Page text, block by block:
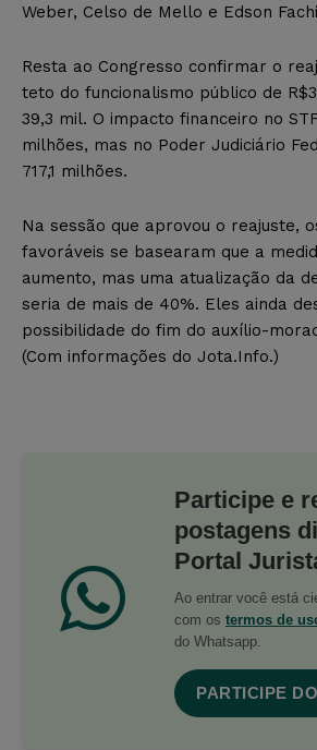
Weber, Celso de Mello e Edson
Resta ao Congresso confirmar o
teto do funcionalismo público de
39,3 mil. O impacto financeiro no
milhões, mas no Poder Judiciário
717,1 milhões.
Na sessão que aprovou o reajuste,
favoráveis se basearam que a
aumento, mas uma atualização da
seria de mais de 40%. Eles ainda
possibilidade do fim do auxílio-
(Com informações do Jota.Info.)
Participe e
postagens
Portal
Ao entrar você está
com os termos de
do Whatsapp.
PARTICIPE